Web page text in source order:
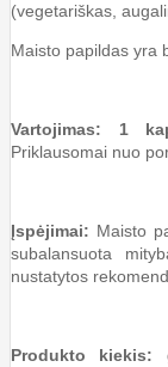
(vegetariškas,
Maisto papildas yra
Vartojimas: 1
Priklausomai nuo
Įspėjimai: Maisto
subalansuota
nustatytos
Produkto kiekis: